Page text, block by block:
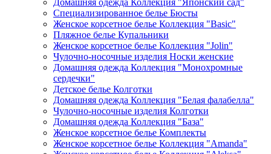
Домашняя одежда Коллекция "Японский сад"
Специализированное белье Бюсты
Женское корсетное белье Коллекция "Basic"
Пляжное белье Купальники
Женское корсетное белье Коллекция "Jolin"
Чулочно-носочные изделия Носки женские
Домашняя одежда Коллекция "Монохромные
сердечки"
Детское белье Колготки
Домашняя одежда Коллекция "Белая фалабелла"
Чулочно-носочные изделия Колготки
Домашняя одежда Коллекция "База"
Женское корсетное белье Комплекты
Женское корсетное белье Коллекция "Amanda"